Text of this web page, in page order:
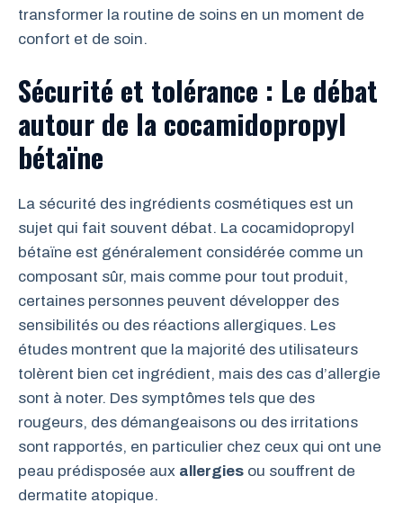
transformer la routine de soins en un moment de
confort et de soin.
Sécurité et tolérance : Le débat
autour de la cocamidopropyl
bétaïne
La sécurité des ingrédients cosmétiques est un
sujet qui fait souvent débat. La cocamidopropyl
bétaïne est généralement considérée comme un
composant sûr, mais comme pour tout produit,
certaines personnes peuvent développer des
sensibilités ou des réactions allergiques. Les
études montrent que la majorité des utilisateurs
tolèrent bien cet ingrédient, mais des cas d’allergie
sont à noter. Des symptômes tels que des
rougeurs, des démangeaisons ou des irritations
sont rapportés, en particulier chez ceux qui ont une
peau prédisposée aux allergies ou souffrent de
dermatite atopique.